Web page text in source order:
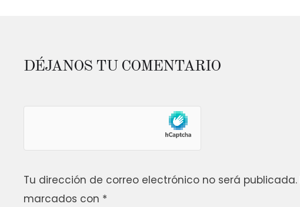
DÉJANOS TU COMENTARIO
Tu dirección de correo electrónico no será publicada.
marcados con *